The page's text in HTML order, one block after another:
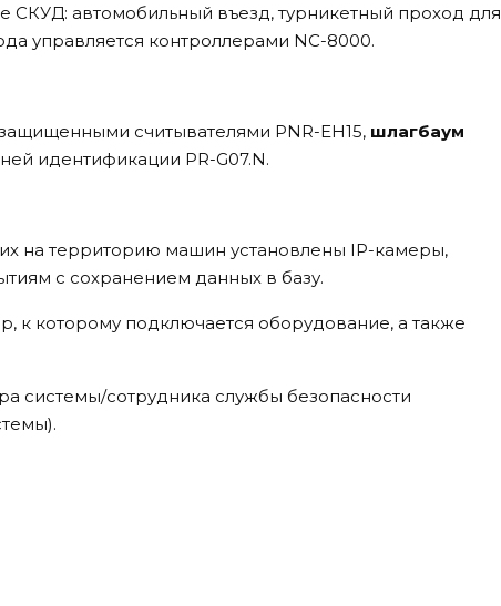
СКУД: автомобильный въезд, турникетный проход для
управляется контроллерами NC-8000.
считывателями PNR-EH15, шлагбаум
идентификации PR-G07.N.
на территорию машин установлены IP-камеры,
с сохранением данных в базу.
к которому подключается оборудование, а также
системы/сотрудника службы безопасности